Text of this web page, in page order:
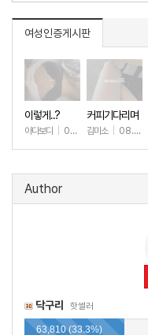
여성인증게시판
이렇게..?
아다보디 08.09 +65
커피기다리며
(안야함)
김미소 08.08
Author
닥구리 핫썰러
63,810 (33.3%)